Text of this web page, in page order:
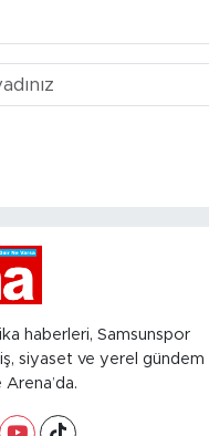
haberleri, Samsunspor
siyaset ve yerel gündem